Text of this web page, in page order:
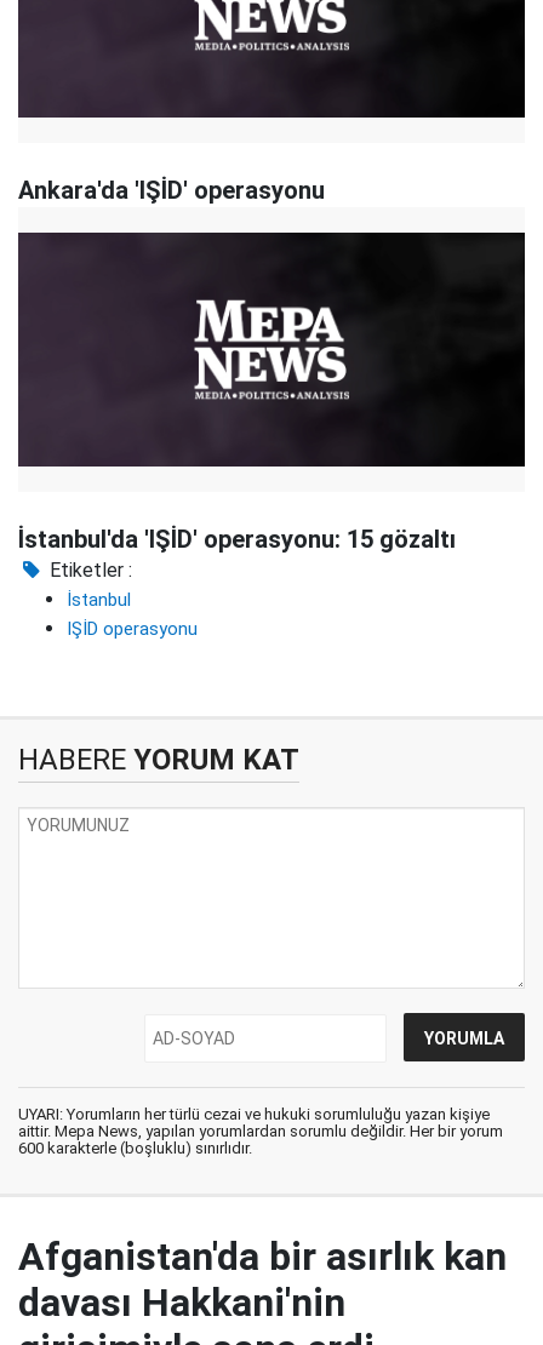
Ankara'da 'IŞİD' operasyonu
İstanbul'da 'IŞİD' operasyonu: 15 gözaltı
Etiketler :
İstanbul
IŞİD operasyonu
HABERE YORUM KAT
UYARI: Yorumların her türlü cezai ve hukuki sorumluluğu yazan kişiye
aittir. Mepa News, yapılan yorumlardan sorumlu değildir. Her bir yorum
600 karakterle (boşluklu) sınırlıdır.
Afganistan'da bir asırlık kan
davası Hakkani'nin